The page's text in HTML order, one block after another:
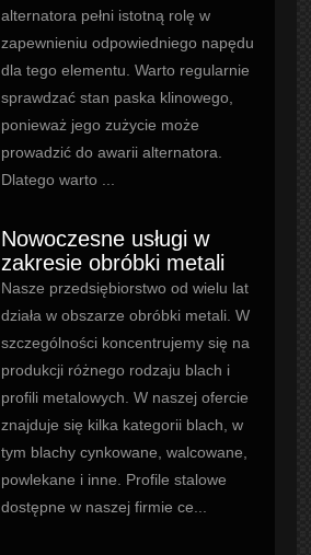
alternatora pełni istotną rolę w
zapewnieniu odpowiedniego napędu
dla tego elementu. Warto regularnie
sprawdzać stan paska klinowego,
ponieważ jego zużycie może
prowadzić do awarii alternatora.
Dlatego warto ...
Nowoczesne usługi w
zakresie obróbki metali
Nasze przedsiębiorstwo od wielu lat
działa w obszarze obróbki metali. W
szczególności koncentrujemy się na
produkcji różnego rodzaju blach i
profili metalowych. W naszej ofercie
znajduje się kilka kategorii blach, w
tym blachy cynkowane, walcowane,
powlekane i inne. Profile stalowe
dostępne w naszej firmie ce...